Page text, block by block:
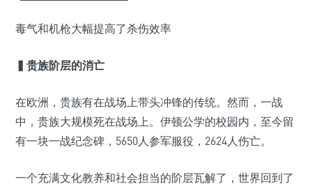
毒气和机枪大幅提高了杀伤效率
▍贵族阶层的消亡
在欧洲，贵族有在战场上带头冲锋的传统。然而，一战
中，贵族大规模死在战场上。伊顿公学的校园内，至今留
有一块一战纪念碑，5650人参军服役，2624人伤亡。
一个充满文化教养和社会担当的阶层瓦解了，世界回到了